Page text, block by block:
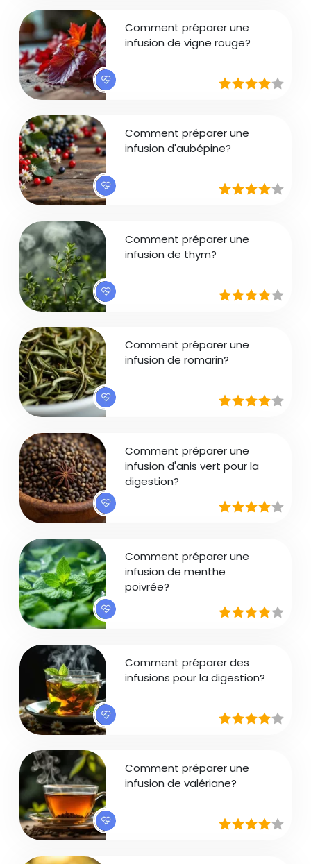
Comment préparer une
infusion de vigne rouge?
Comment préparer une
infusion d'aubépine?
Comment préparer une
infusion de thym?
Comment préparer une
infusion de romarin?
Comment préparer une
infusion d'anis vert pour la
digestion?
Comment préparer une
infusion de menthe
poivrée?
Comment préparer des
infusions pour la digestion?
Comment préparer une
infusion de valériane?